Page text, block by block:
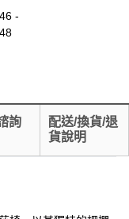
-
詢
配送/換貨/退
貨說明